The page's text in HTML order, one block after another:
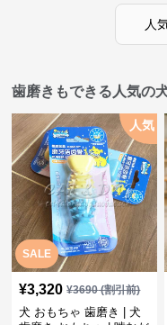
人
歯磨きもできる人気の
SALE
人気
¥3,320 ¥3690(割引前)
犬 おもちゃ 歯磨き | 犬